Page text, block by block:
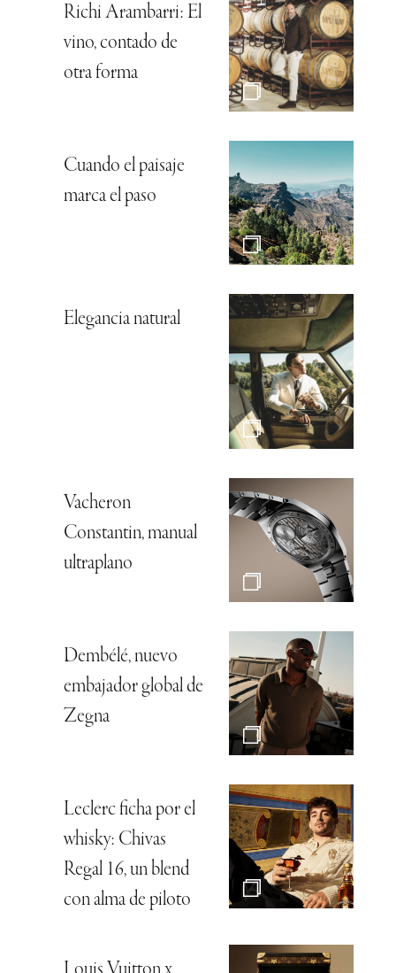
Richi Arambarri: El
vino, contado de
otra forma
Cuando el paisaje
marca el paso
Elegancia natural
Vacheron
Constantin, manual
ultraplano
Dembélé, nuevo
embajador global de
Zegna
Leclerc ficha por el
whisky: Chivas
Regal 16, un blend
con alma de piloto